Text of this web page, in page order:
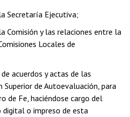
Secretaría Ejecutiva;
Comisión y las relaciones entre la
Locales de
acuerdos y actas de las
Superior de Autoevaluación, para
de Fe, haciéndose cargo del
digital o impreso de esta